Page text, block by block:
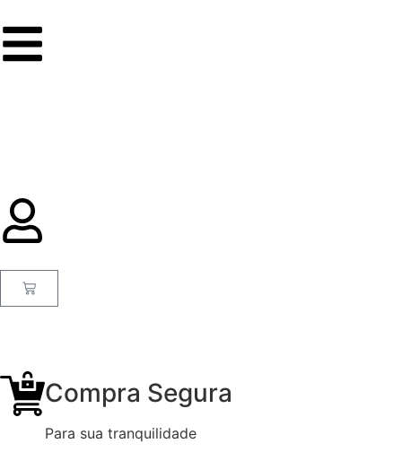
Compra Segura
Para sua tranquilidade